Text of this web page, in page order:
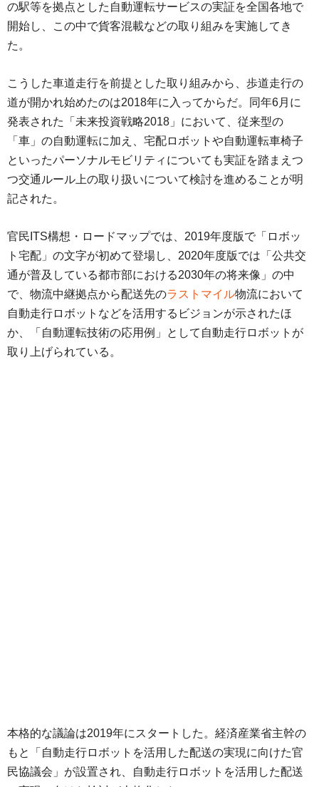
の駅等を拠点とした自動運転サービスの実証を全国各地で
開始し、この中で貨客混載などの取り組みを実施してき
た。
こうした車道走行を前提とした取り組みから、歩道走行の
道が開かれ始めたのは2018年に入ってからだ。同年6月に
発表された「未来投資戦略2018」において、従来型の
「車」の自動運転に加え、宅配ロボットや自動運転車椅子
といったパーソナルモビリティについても実証を踏まえつ
つ交通ルール上の取り扱いについて検討を進めることが明
記された。
官民ITS構想・ロードマップでは、2019年度版で「ロボッ
ト宅配」の文字が初めて登場し、2020年度版では「公共交
通が普及している都市部における2030年の将来像」の中
で、物流中継拠点から配送先のラストマイル物流において
自動走行ロボットなどを活用するビジョンが示されたほ
か、「自動運転技術の応用例」として自動走行ロボットが
取り上げられている。
本格的な議論は2019年にスタートした。経済産業省主幹の
もと「自動走行ロボットを活用した配送の実現に向けた官
民協議会」が設置され、自動走行ロボットを活用した配送